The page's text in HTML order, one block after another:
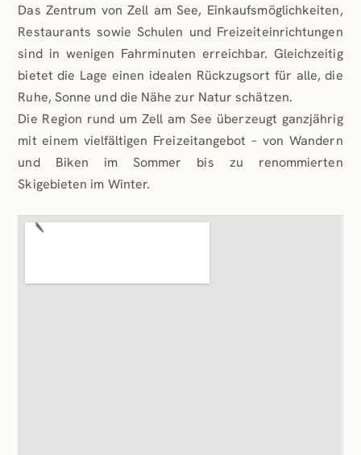
Das Zentrum von Zell am See, Einkaufsmöglichkeiten,
Restaurants sowie Schulen und Freizeiteinrichtungen
sind in wenigen Fahrminuten erreichbar. Gleichzeitig
bietet die Lage einen idealen Rückzugsort für alle, die
Ruhe, Sonne und die Nähe zur Natur schätzen.
Die Region rund um Zell am See überzeugt ganzjährig
mit einem vielfältigen Freizeitangebot – von Wandern
und Biken im Sommer bis zu renommierten
Skigebieten im Winter.